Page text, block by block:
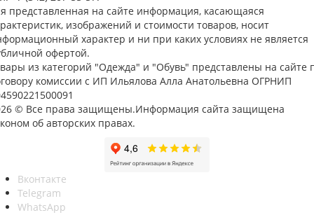
представленная на сайте информация, касающаяся
изображений и стоимости товаров, носит
характер и ни при каких условиях не является
офертой.
из категорий "Одежда" и "Обувь" представлены на сайте
комиссии с ИП Ильялова Алла Анатольевна ОГРНИП
© Все права защищены.Информация сайта защищена
об авторских правах.
Вконтакте
Telegram
WhatsApp